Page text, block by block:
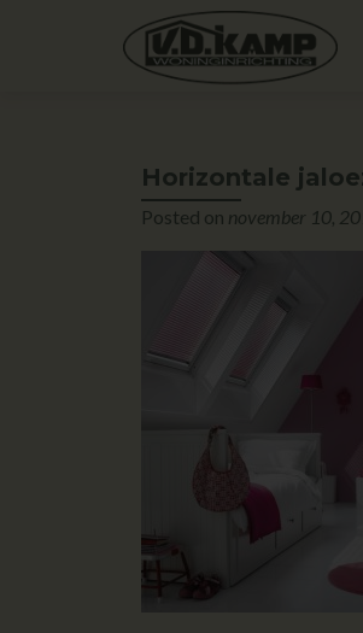
Horizontale
Posted on november 10,